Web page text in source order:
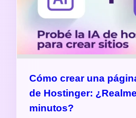
Cómo crear una
de Hostinger:
minutos?